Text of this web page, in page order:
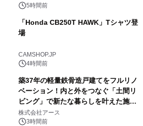
スの2施設で
5時間前
「Honda CB250T HAWK」Tシャツ登
場
CAMSHOP.JP
4時間前
築37年の軽量鉄骨造戸建てをフルリノ
ベーション！内と外をつなぐ「土間リ
ビング」で新たな暮らしを叶えた施工
事例を株式会社アースが公開
株式会社アース
3時間前